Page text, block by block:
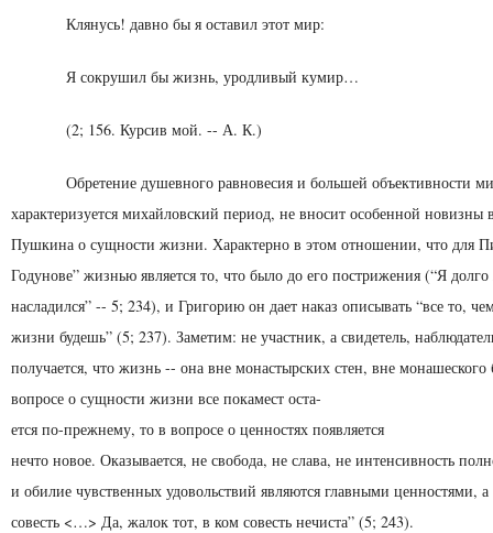
Клянусь! давно бы я оставил этот мир:
Я сокрушил бы жизнь, уродливый кумир…
(2; 156. Курсив мой. -- А. К.)
Обретение душевного равновесия и большей объектив­ности
характеризуется михайловский пе­риод, не вносит особенной новизны
Пуш­кина о сущности жизни. Характерно в этом отношении, что для
Годунове” жизнью является то, что было до его пострижения (“Я
насла­дился” -- 5; 234), и Григорию он дает наказ описывать “все то,
жизни будешь” (5; 237). Заметим: не участник, а свидетель,
получается, что жизнь -- она вне монастырских стен, вне
вопросе о сущности жизни все покамест оста-
ется по-прежнему, то в вопросе о ценностях появляется
нечто новое. Оказывается, не свобода, не слава, не интен­сивность
и обилие чувственных удо­вольствий являются главными ценностями, а
совесть <…> Да, жалок тот, в ком совесть нечиста” (5; 243).